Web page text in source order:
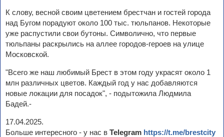
К слову, весной своим цветением брестчан и гостей города
над Бугом порадуют около 100 тыс. тюльпанов. Некоторые
уже распустили свои бутоны. Символично, что первые
тюльпаны раскрылись на аллее городов-героев на улице
Московской.
"Всего же наш любимый Брест в этом году украсят около 1
млн различных цветов. Каждый год у нас добавляются
новые локации для посадок", - подытожила Людмила
Бадей.-
17.04.2025.
Больше интересного - у нас в Telegram https://t.me/brestcity